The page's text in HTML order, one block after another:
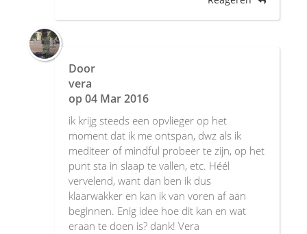
Door
vera
op 04 Mar 2016
ik krijg steeds een opvlieger op het
moment dat ik me ontspan, dwz als ik
mediteer of mindful probeer te zijn, op het
punt sta in slaap te vallen, etc. Héél
vervelend, want dan ben ik dus
klaarwakker en kan ik van voren af aan
beginnen. Enig idee hoe dit kan en wat
eraan te doen is? dank! Vera